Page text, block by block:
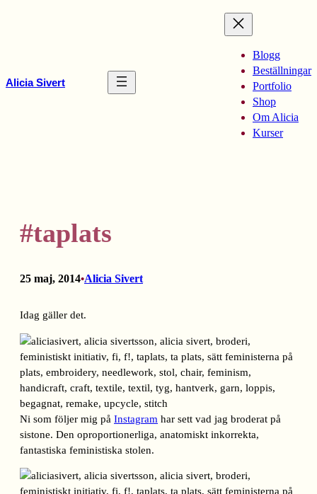
Alicia Sivert
Blogg
Beställningar
Portfolio
Shop
Om Alicia
Kurser
#taplats
25 maj, 2014•Alicia Sivert
Idag gäller det.
Ni som följer mig på Instagram har sett vad jag broderat på
sistone. Den oproportionerliga, anatomiskt inkorrekta,
fantastiska feministiska stolen.